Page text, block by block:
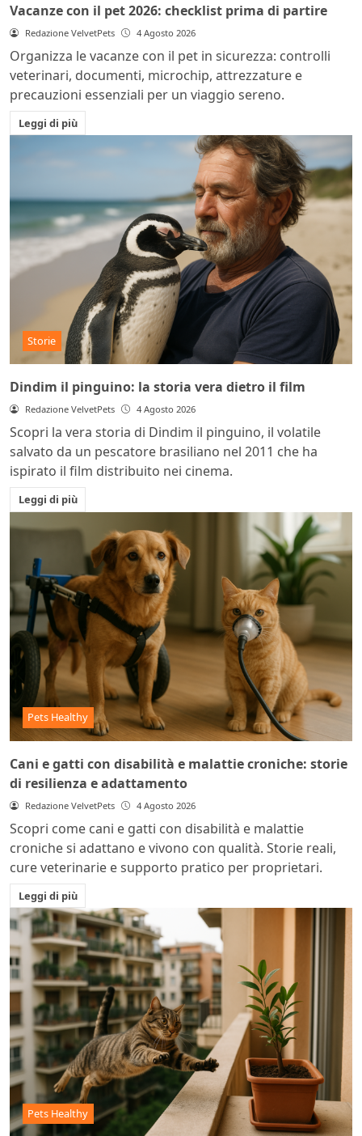
Vacanze con il pet 2026: checklist prima di partire
Redazione VelvetPets 4 Agosto 2026
Organizza le vacanze con il pet in sicurezza: controlli
veterinari, documenti, microchip, attrezzature e
precauzioni essenziali per un viaggio sereno.
Leggi di più
Storie
Dindim il pinguino: la storia vera dietro il film
Redazione VelvetPets 4 Agosto 2026
Scopri la vera storia di Dindim il pinguino, il volatile
salvato da un pescatore brasiliano nel 2011 che ha
ispirato il film distribuito nei cinema.
Leggi di più
Pets Healthy
Cani e gatti con disabilità e malattie croniche: storie
di resilienza e adattamento
Redazione VelvetPets 4 Agosto 2026
Scopri come cani e gatti con disabilità e malattie
croniche si adattano e vivono con qualità. Storie reali,
cure veterinarie e supporto pratico per proprietari.
Leggi di più
Pets Healthy